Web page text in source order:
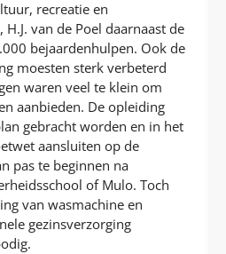
recreatie en
van de Poel daarnaast de
bejaardenhulpen. Ook de
moesten sterk verbeterd
waren veel te klein om
aanbieden. De opleiding
gebracht worden en in het
aansluiten op de
pas te beginnen na
of Mulo. Toch
van wasmachine en
gezinsverzorging